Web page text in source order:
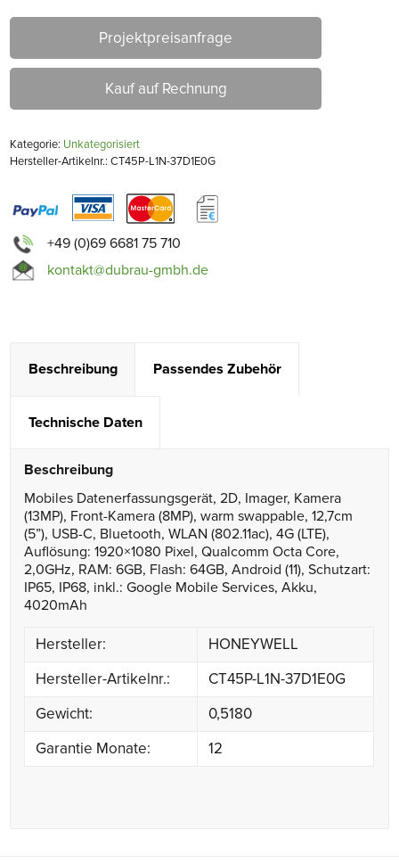
Projektpreisanfrage
Kauf auf Rechnung
Kategorie: Unkategorisiert
Hersteller-Artikelnr.: CT45P-L1N-37D1E0G
+49 (0)69 6681 75 710
kontakt@dubrau-gmbh.de
Beschreibung Passendes Zubehör
Technische Daten
Beschreibung
Mobiles Datenerfassungsgerät, 2D, Imager, Kamera
(13MP), Front-Kamera (8MP), warm swappable, 12,7cm
(5”), USB-C, Bluetooth, WLAN (802.11ac), 4G (LTE),
Auflösung: 1920×1080 Pixel, Qualcomm Octa Core,
2,0GHz, RAM: 6GB, Flash: 64GB, Android (11), Schutzart:
IP65, IP68, inkl.: Google Mobile Services, Akku,
4020mAh
Hersteller:
HONEYWELL
Hersteller-Artikelnr.:
CT45P-L1N-37D1E0G
Gewicht:
0,5180
Garantie Monate:
12